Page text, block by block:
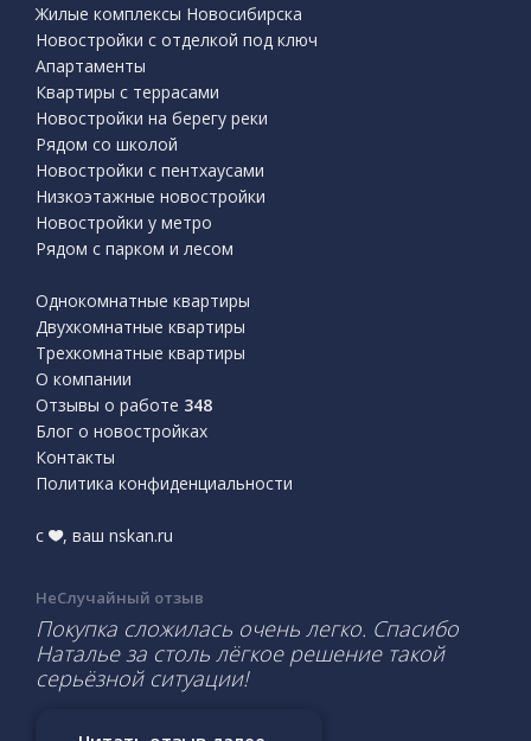
Жилые комплексы Новосибирска
Новостройки с отделкой под ключ
Апартаменты
Квартиры с террасами
Новостройки на берегу реки
Рядом со школой
Новостройки с пентхаусами
Низкоэтажные новостройки
Новостройки у метро
Рядом с парком и лесом
Однокомнатные квартиры
Двухкомнатные квартиры
Трехкомнатные квартиры
О компании
Отзывы о работе 348
Блог о новостройках
Контакты
Политика конфиденциальности
с , ваш nskan.ru
НеСлучайный отзыв
Покупка сложилась очень легко. Спасибо
Наталье за столь лёгкое решение такой
серьёзной ситуации!